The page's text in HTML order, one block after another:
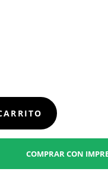
COMPRAR CON